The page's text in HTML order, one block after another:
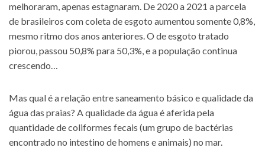
melhoraram, apenas estagnaram. De 2020 a 2021 a parcela
de brasileiros com coleta de esgoto aumentou somente 0,8%,
mesmo ritmo dos anos anteriores. O de esgoto tratado
piorou, passou 50,8% para 50,3%, e a população continua
crescendo…
Mas qual é a relação entre saneamento básico e qualidade da
água das praias? A qualidade da água é aferida pela
quantidade de coliformes fecais (um grupo de bactérias
encontrado no intestino de homens e animais) no mar.